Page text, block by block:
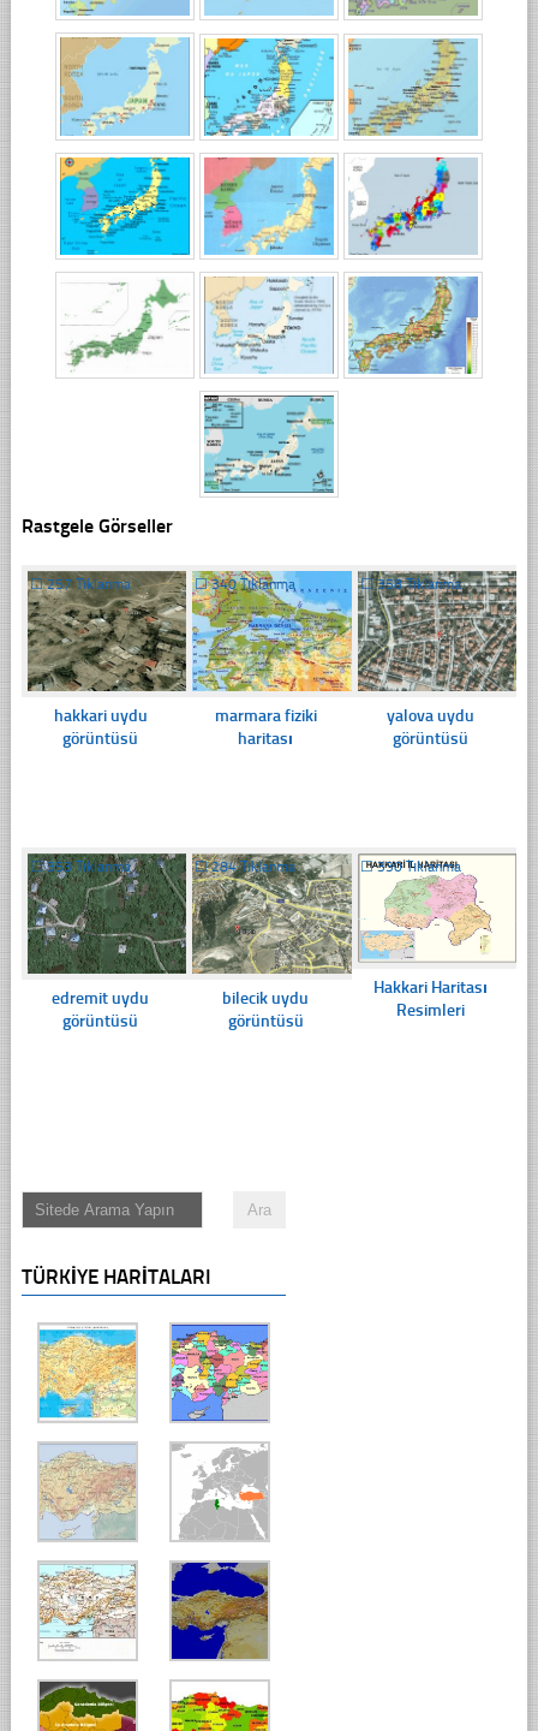
Rastgele Görseller
☐257 Tıklanma
hakkari uydu
görüntüsü
☐340 Tıklanma
marmara fiziki
haritası
☐358 Tıklanma
yalova uydu
görüntüsü
☐353 Tıklanma
edremit uydu
görüntüsü
☐284 Tıklanma
bilecik uydu
görüntüsü
☐330 Tıklanma
Hakkari Haritası
Resimleri
TÜRKIYE HARITALARI